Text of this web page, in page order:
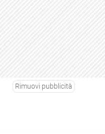
Rimuovi pubblicità